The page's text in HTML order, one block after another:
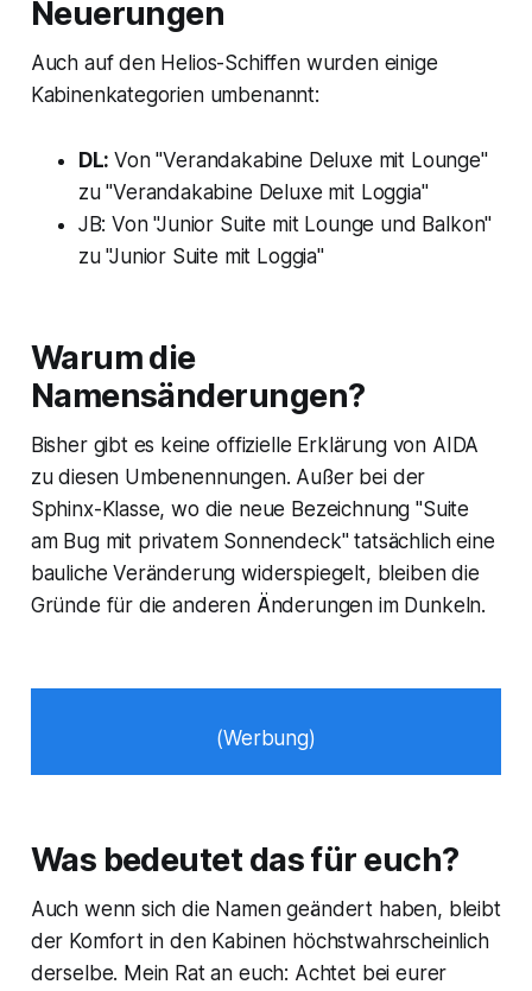
Neuerungen
Auch auf den Helios-Schiffen wurden einige
Kabinenkategorien umbenannt:
DL:Von "Verandakabine Deluxe mit Lounge"
zu "Verandakabine Deluxe mit Loggia"
JB: Von "Junior Suite mit Lounge und Balkon"
zu "Junior Suite mit Loggia"
Warum die
Namensänderungen?
Bisher gibt es keine offizielle Erklärung von AIDA
zu diesen Umbenennungen. Außer bei der
Sphinx-Klasse, wo die neue Bezeichnung "Suite
am Bug mit privatem Sonnendeck" tatsächlich eine
bauliche Veränderung widerspiegelt, bleiben die
Gründe für die anderen Änderungen im Dunkeln.
(Werbung)
Was bedeutet das für euch?
Auch wenn sich die Namen geändert haben, bleibt
der Komfort in den Kabinen höchstwahrscheinlich
derselbe. Mein Rat an euch: Achtet bei eurer